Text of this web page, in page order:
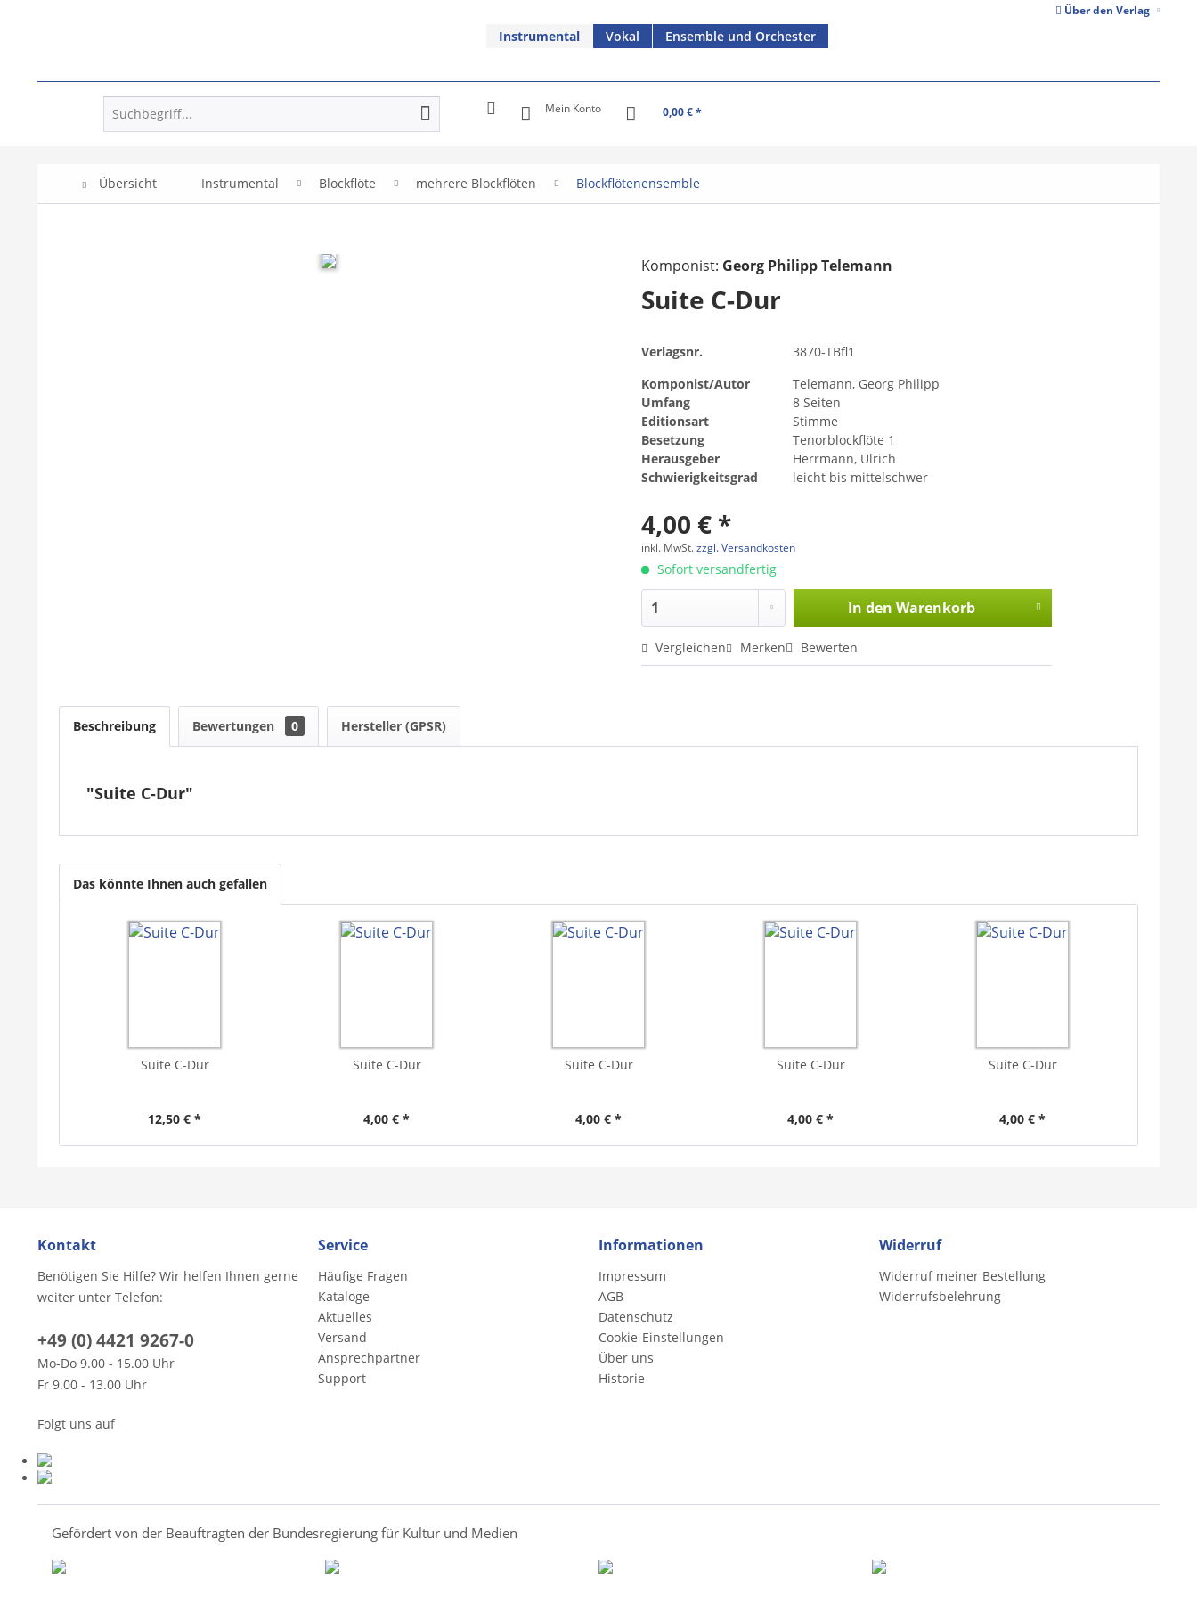
Über den Verlag
Instrumental Vokal Ensemble und Orchester
Mein Konto 0,00 € *
Übersicht Instrumental Blockflöte mehrere Blockflöten Blockflötenensemble
Komponist: Georg Philipp Telemann
Suite C-Dur
Verlagsnr.
3870-TBfl1
Komponist/Autor
Telemann, Georg Philipp
Umfang
8 Seiten
Editionsart
Stimme
Besetzung
Tenorblockflöte 1
Herausgeber
Herrmann, Ulrich
Schwierigkeitsgrad
leicht bis mittelschwer
4,00 € *
inkl. MwSt.zzgl. Versandkosten
Sofort versandfertig
In den Warenkorb
Vergleichen Merken Bewerten
Beschreibung Bewertungen 0 Hersteller (GPSR)
"Suite C-Dur"
Das könnte Ihnen auch gefallen
Suite C-Dur
12,50 € *
Suite C-Dur
4,00 € *
Suite C-Dur
4,00 € *
Suite C-Dur
4,00 € *
Suite C-Dur
4,00 € *
Kontakt
Benötigen Sie Hilfe? Wir helfen Ihnen gerne
weiter unter Telefon:
+49 (0) 4421 9267-0
Mo-Do 9.00 - 15.00 Uhr
Fr 9.00 - 13.00 Uhr
Folgt uns auf
Service
Häufige Fragen
Kataloge
Aktuelles
Versand
Ansprechpartner
Support
Informationen
Impressum
AGB
Datenschutz
Cookie-Einstellungen
Über uns
Historie
Widerruf
Widerruf meiner Bestellung
Widerrufsbelehrung
Gefördert von der Beauftragten der Bundesregierung für Kultur und Medien